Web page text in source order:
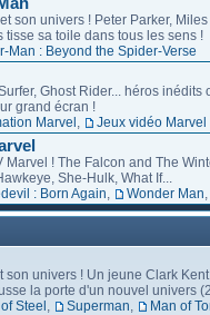
son univers ! Peter Parker,
tisse sa toile dans tous les sens !
Man : Beyond the Spider-Verse
Ghost Rider... héros inédits
grand écran !
Marvel Jeux vidéo Marvel
Marvel ! The Falcon and The
She-Hulk, What If...
: Born Again Wonder Man
son univers ! Un jeune Clark
la porte d'un nouvel univers
Steel Superman Man of